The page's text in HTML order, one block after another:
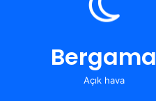
Bergama
Açık hava